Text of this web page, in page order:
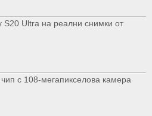
S20 Ultra на реални снимки от
с 108-мегапикселова камера